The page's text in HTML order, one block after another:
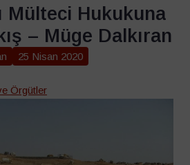
Mülteci Hukukuna
– Müge Dalkıran
25 Nisan 2020
Örgütler